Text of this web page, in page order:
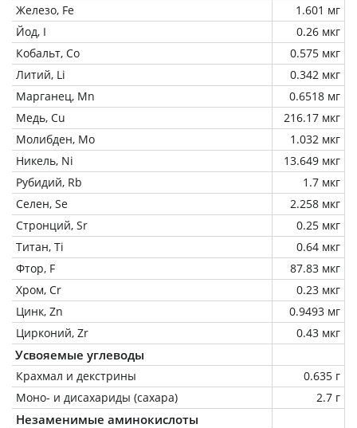
Железо, Fe
1.601 мг
Йод, I
0.26 мкг
Кобальт, Co
0.575 мкг
Литий, Li
0.342 мкг
Марганец, Mn
0.6518 мг
Медь, Cu
216.17 мкг
Молибден, Mo
1.032 мкг
Никель, Ni
13.649 мкг
Рубидий, Rb
1.7 мкг
Селен, Se
2.258 мкг
Стронций, Sr
0.25 мкг
Титан, Ti
0.64 мкг
Фтор, F
87.83 мкг
Хром, Cr
0.23 мкг
Цинк, Zn
0.9493 мг
Цирконий, Zr
0.43 мкг
Усвояемые углеводы
Крахмал и декстрины
0.635 г
Моно- и дисахариды (сахара)
2.7 г
Незаменимые аминокислоты